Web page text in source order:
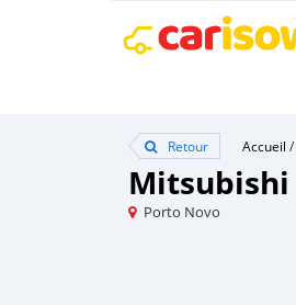
Retour Accueil /
Mitsubishi
Porto Novo